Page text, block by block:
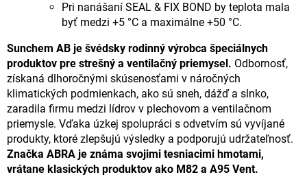
Pri nanášaní SEAL & FIX BOND by teplota mala
byť medzi +5 °C a maximálne +50 °C.
Sunchem AB je švédsky rodinný výrobca špeciálnych
produktov pre strešný a ventilačný priemysel. Odbornosť,
získaná dlhoročnými skúsenosťami v náročných
klimatických podmienkach, ako sú sneh, dážď a slnko,
zaradila firmu medzi lídrov v plechovom a ventilačnom
priemysle. Vďaka úzkej spolupráci s odvetvím sú vyvíjané
produkty, ktoré zlepšujú výsledky a podporujú udržateľnosť.
Značka ABRA je známa svojimi tesniacimi hmotami,
vrátane klasických produktov ako M82 a A95 Vent.